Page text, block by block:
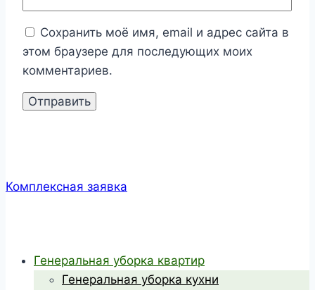
Сохранить моё имя, email и адрес сайта в
этом браузере для последующих моих
комментариев.
Комплексная заявка
Генеральная уборка квартир
Генеральная уборка кухни